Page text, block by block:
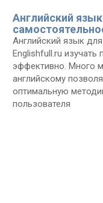
контенту
Английский
Английский язык
Еnglishfull.ru изучать
эффективно. Много
английскому
оптимальную
пользователя